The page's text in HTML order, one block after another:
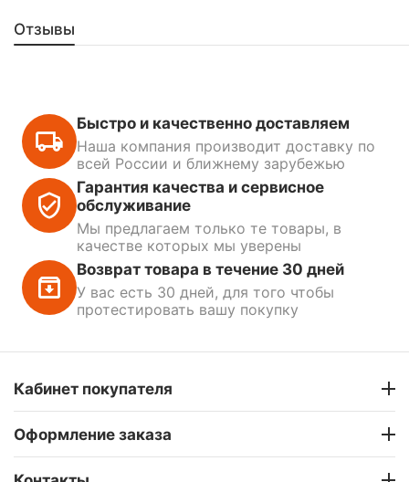
Отзывы
Быстро и качественно доставляем
Наша компания производит доставку по
всей России и ближнему зарубежью
Гарантия качества и сервисное
обслуживание
Мы предлагаем только те товары, в
качестве которых мы уверены
Возврат товара в течение 30 дней
У вас есть 30 дней, для того чтобы
протестировать вашу покупку
Кабинет покупателя
Оформление заказа